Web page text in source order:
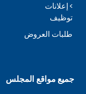
إعلانات
توظيف
طلبات العروض
جميع مواقع المجلس